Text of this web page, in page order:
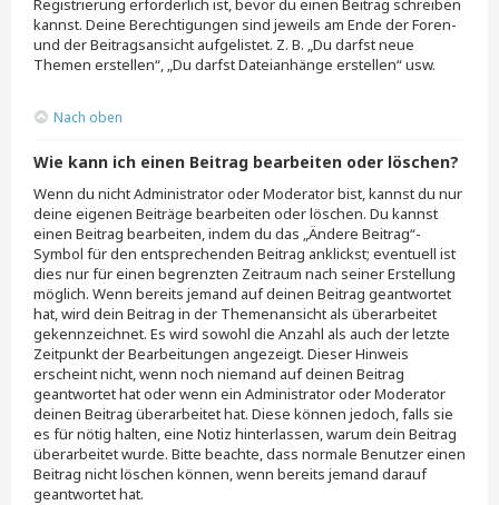
Registrierung erforderlich ist, bevor du einen Beitrag schreiben
kannst. Deine Berechtigungen sind jeweils am Ende der Foren-
und der Beitragsansicht aufgelistet. Z. B. „Du darfst neue
Themen erstellen“, „Du darfst Dateianhänge erstellen“ usw.
Nach oben
Wie kann ich einen Beitrag bearbeiten oder löschen?
Wenn du nicht Administrator oder Moderator bist, kannst du nur
deine eigenen Beiträge bearbeiten oder löschen. Du kannst
einen Beitrag bearbeiten, indem du das „Ändere Beitrag“-
Symbol für den entsprechenden Beitrag anklickst; eventuell ist
dies nur für einen begrenzten Zeitraum nach seiner Erstellung
möglich. Wenn bereits jemand auf deinen Beitrag geantwortet
hat, wird dein Beitrag in der Themenansicht als überarbeitet
gekennzeichnet. Es wird sowohl die Anzahl als auch der letzte
Zeitpunkt der Bearbeitungen angezeigt. Dieser Hinweis
erscheint nicht, wenn noch niemand auf deinen Beitrag
geantwortet hat oder wenn ein Administrator oder Moderator
deinen Beitrag überarbeitet hat. Diese können jedoch, falls sie
es für nötig halten, eine Notiz hinterlassen, warum dein Beitrag
überarbeitet wurde. Bitte beachte, dass normale Benutzer einen
Beitrag nicht löschen können, wenn bereits jemand darauf
geantwortet hat.